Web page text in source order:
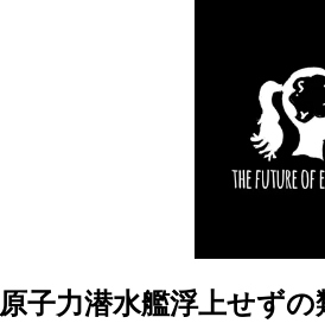
原子力潜水艦浮上せず